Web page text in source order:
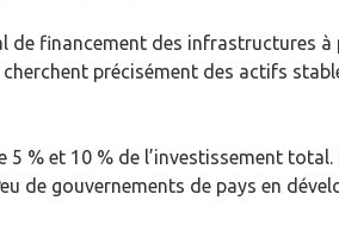
de financement des infrastructures à
précisément des actifs
% et 10 % de l’investissement
de gouvernements de pays en